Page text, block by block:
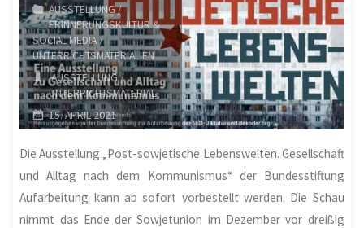
AUSSTELLUNG/
ERINNERUNGSKULTUR &
SOCIAL MEDIA/
UNTERRICHTSMATERIALIEN
AUSSTELLUNG/
UNTERRICHTSMATERIAL
15. APRIL 2021
Die Ausstellung „Post-sowjetische Lebenswelten. Gesellschaft
und Alltag nach dem Kommunismus“ der Bundesstiftung
Aufarbeitung kann ab sofort vorbestellt werden. Die Schau
nimmt das Ende der Sowjetunion im Dezember vor dreißig